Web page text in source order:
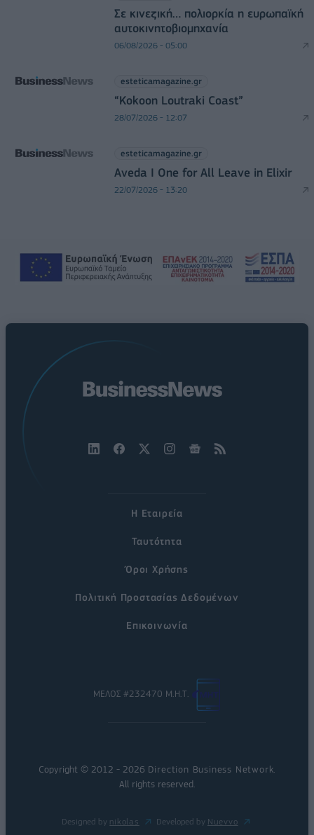
Σε κινεζική… πολιορκία η ευρωπαϊκή
αυτοκινητοβιομηχανία
06/08/2026 - 05:00
esteticamagazine.gr
“Kokoon Loutraki Coast”
28/07/2026 - 12:07
esteticamagazine.gr
Aveda I One for All Leave in Elixir
22/07/2026 - 13:20
Η Εταιρεία
Ταυτότητα
Όροι Χρήσης
Πολιτική Προστασίας Δεδομένων
Επικοινωνία
ΜΕΛΟΣ #232470 Μ.Η.Τ.
Copyright © 2012 - 2026 Direction Business Network
All rights reserved.
Designed by nikolas Developed by Nuevvo